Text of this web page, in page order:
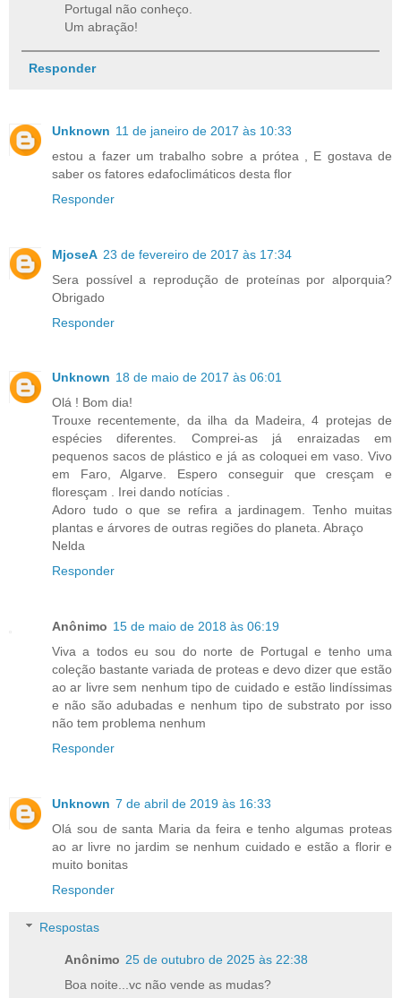
Portugal não conheço.
Um abração!
Responder
Unknown 11 de janeiro de 2017 às 10:33
estou a fazer um trabalho sobre a prótea , E gostava de
saber os fatores edafoclimáticos desta flor
Responder
MjoseA 23 de fevereiro de 2017 às 17:34
Sera possível a reprodução de proteínas por alporquia?
Obrigado
Responder
Unknown 18 de maio de 2017 às 06:01
Olá ! Bom dia!
Trouxe recentemente, da ilha da Madeira, 4 protejas de
espécies diferentes. Comprei-as já enraizadas em
pequenos sacos de plástico e já as coloquei em vaso. Vivo
em Faro, Algarve. Espero conseguir que cresçam e
floresçam . Irei dando notícias .
Adoro tudo o que se refira a jardinagem. Tenho muitas
plantas e árvores de outras regiões do planeta. Abraço
Nelda
Responder
Anônimo 15 de maio de 2018 às 06:19
Viva a todos eu sou do norte de Portugal e tenho uma
coleção bastante variada de proteas e devo dizer que estão
ao ar livre sem nenhum tipo de cuidado e estão lindíssimas
e não são adubadas e nenhum tipo de substrato por isso
não tem problema nenhum
Responder
Unknown 7 de abril de 2019 às 16:33
Olá sou de santa Maria da feira e tenho algumas proteas
ao ar livre no jardim se nenhum cuidado e estão a florir e
muito bonitas
Responder
Respostas
Anônimo 25 de outubro de 2025 às 22:38
Boa noite...vc não vende as mudas?